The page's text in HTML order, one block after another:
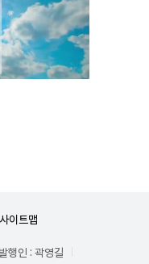
사이트맵
행인 : 곽영길